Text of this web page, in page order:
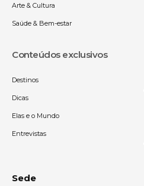
Arte & Cultura
Saúde & Bem-estar
Conteúdos exclusivos
Destinos
Dicas
Elas e o Mundo
Entrevistas
Sede